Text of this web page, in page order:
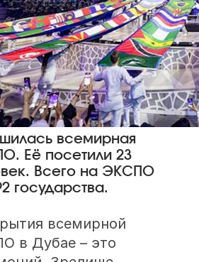
всемирная
Её посетили 23
Всего на ЭКСПО
государства.
всемирной
в Дубае – это